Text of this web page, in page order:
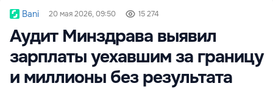
Bani 20 мая 2026, 09:50 15 274
Аудит Минздрава выявил
зарплаты уехавшим за границу
и миллионы без результата